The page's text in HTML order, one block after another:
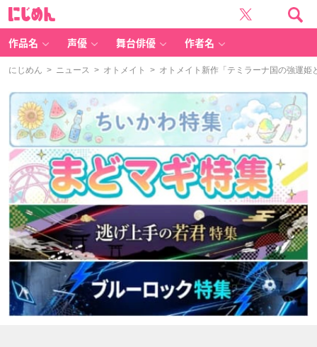
作品名 声優 舞台俳優 作者名
にじめん > ニュース > オトメイト > オトメイト新作「テミラーナ国の強運姫